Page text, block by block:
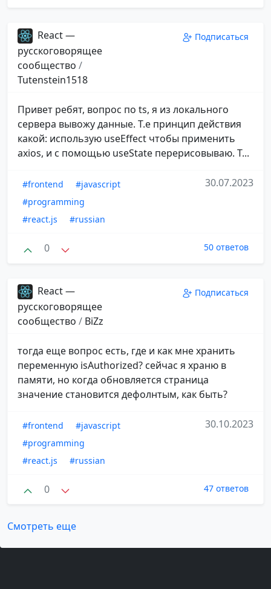
React —
русскоговорящее
сообщество /
Tutenstein1518
Подписаться
Привет ребят, вопрос по ts, я из локального
сервера вывожу данные. Т.е принцип действия
какой: использую useEffect чтобы применить
axios, и с помощью useState перерисовываю. Т...
#frontend
#javascript
#programming
#react.js
#russian
30.07.2023
0 50 ответов
React —
русскоговорящее
сообщество / BiZz
Подписаться
тогда еще вопрос есть, где и как мне хранить
переменную isAuthorized? сейчас я храню в
памяти, но когда обновляется страница
значение становится дефолнтым, как быть?
#frontend
#javascript
#programming
#react.js
#russian
30.10.2023
0 47 ответов
Смотреть еще